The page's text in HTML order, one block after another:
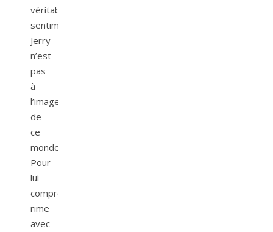
véritables
sentiments.
Jerry
n’est
pas
à
l’image
de
ce
monde.
Pour
lui
compromis
rime
avec